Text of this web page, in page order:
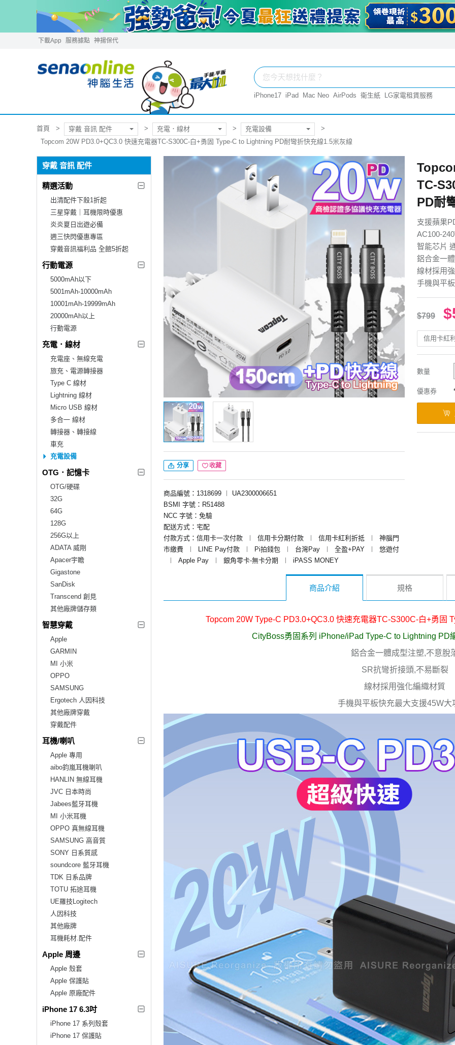
下載App 服務據點 神揚保代
iPhone17 iPad Mac Neo AirPods 衛生紙 LG家電租賃服務
首頁 穿戴 音訊 配件 充電．線材
充電設備
Topcom 20W PD3.0+QC3.0 快速充電器TC-S300C-白+勇固 Type-C to Lightning PD耐彎折快充線1.5米灰線
穿戴 音訊 配件
精選活動
出清配件下殺1折起
三星穿戴｜耳機限時優惠
炎炎夏日出遊必備
週三快閃優惠專區
穿戴音訊福利品 全館5折起
行動電源
5000mAh以下
5001mAh-10000mAh
10001mAh-19999mAh
20000mAh以上
行動電源
充電．線材
充電座、無線充電
旅充、電源轉接器
Type C 線材
Lightning 線材
Micro USB 線材
多合一 線材
轉接器、轉接線
車充
充電設備
OTG．記憶卡
OTG/硬碟
32G
64G
128G
256G以上
ADATA 威剛
Apacer宇瞻
Gigastone
SanDisk
Transcend 創見
其他廠牌儲存類
智慧穿戴
Apple
GARMIN
MI 小米
OPPO
SAMSUNG
Ergotech 人因科技
其他廠牌穿戴
穿戴配件
耳機/喇叭
Apple 專用
aibo鈞嵐耳機喇叭
HANLIN 無線耳機
JVC 日本時尚
Jabees藍牙耳機
MI 小米耳機
OPPO 真無線耳機
SAMSUNG 高音質
SONY 日系質感
soundcore 藍牙耳機
TDK 日系品牌
TOTU 拓途耳機
UE羅技Logitech
人因科技
其他廠牌
耳機耗材.配件
Apple 周邊
Apple 殼套
Apple 保護貼
Apple 原廠配件
iPhone 17 6.3吋
iPhone 17 系列殼套
iPhone 17 保護貼
分享 收藏
商品編號：1318699
UA2300006651
BSMI 字號：R51488
NCC 字號：免驗
配送方式：宅配
付款方式：信用卡一次付款
信用卡分期付款 信用卡紅利折抵
神腦門
市繳費
LINE Pay付款 Pi拍錢包 台灣Pay 全盈+PAY
悠遊付
Apple Pay 銀角零卡-無卡分期 iPASS MONEY
TC-
PD耐
支援蘋果
AC100-
智能芯片
鋁合金一
線材採用
手機與平
$799
信用卡紅
數量
優惠券
商品介紹 規格
Topcom 20W Type-C PD3.0+QC3.0 快速充電器TC-S300C-白+勇固
CityBoss勇固系列 iPhone/iPad Type-C to Lightning PD
鋁合金一體成型注塑,不意脫
SR抗彎折接頭,不易斷裂
線材採用強化編織材質
手機與平板快充最大支援45W